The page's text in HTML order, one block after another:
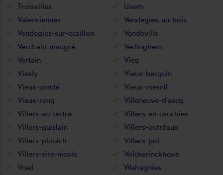
Troisvilles
Uxem
Valenciennes
Vendegies-au-bois
Vendegies-sur-ecaillon
Vendeville
Verchain-maugré
Verlinghem
Vertain
Vicq
Viesly
Vieux-berquin
Vieux-condé
Vieux-mesnil
Vieux-reng
Villeneuve-d'ascq
Villers-au-tertre
Villers-en-cauchies
Villers-guislain
Villers-outréaux
Villers-plouich
Villers-pol
Villers-sire-nicole
Volckerinckhove
Vred
Wahagnies